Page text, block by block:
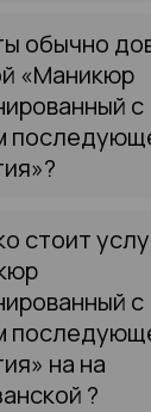
обычно
«Маникюр
с
стоит
с
на на
?